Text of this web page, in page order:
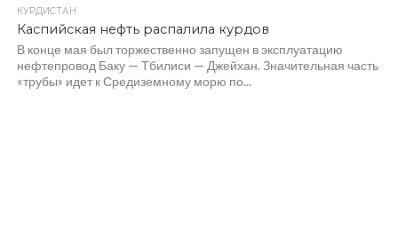
КУРДИСТАН
Каспийская нефть распалила курдов
В конце мая был торжественно запущен в эксплуатацию
нефтепровод Баку — Тбилиси — Джейхан. Значительная часть
«трубы» идет к Средиземному морю по...